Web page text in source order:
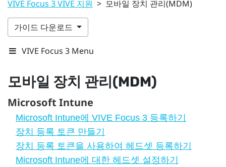
VIVE Focus 3 VIVE 지원 > 모바일 장치 관리(MDM)
가이드 다운로드
VIVE Focus 3 Menu
모바일 장치 관리(MDM)
Microsoft Intune
Microsoft Intune에 VIVE Focus 3 등록하기
장치 등록 토큰 만들기
장치 등록 토큰을 사용하여 헤드셋 등록하기
Microsoft Intune에 대한 헤드셋 설정하기